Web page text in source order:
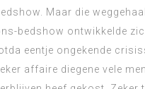
Maar die
bedshow ontwikkelde
eentje ongekende
affaire diegene vele